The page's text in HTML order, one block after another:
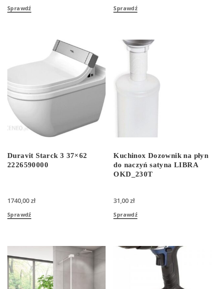
Sprawdź Sprawdź
Duravit Starck 3 37×62
2226590000
1740,00zł
Sprawdź
Kuchinox Dozownik na płyn
do naczyń satyna LIBRA
OKD_230T
31,00zł
Sprawdź